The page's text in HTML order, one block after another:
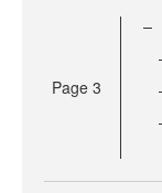
Page 3